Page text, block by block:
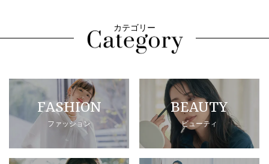
カテゴリー
FASHION
ファッション
BEAUTY
ビューティ